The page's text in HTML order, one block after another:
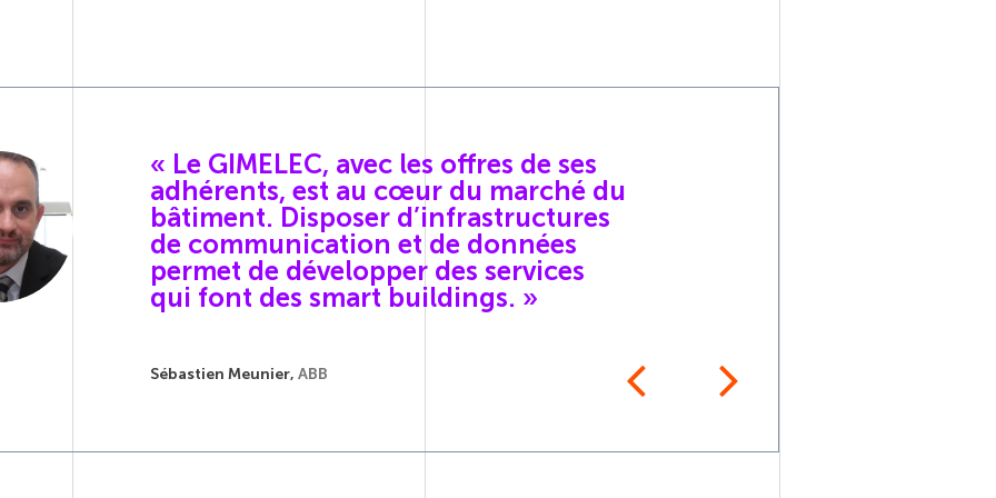
« Le GIMELEC, avec les offres de ses
adhérents, est au cœur du marché du
bâtiment. Disposer d’infrastructures
de communication et de données
permet de développer des services
qui font des smart buildings. »
Sébastien Meunier, ABB